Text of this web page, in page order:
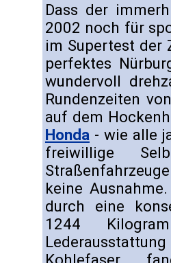
Dass der
2002 noch für
im Supertest der
perfektes
wundervoll
Rundenzeiten
auf dem
Honda - wie alle
freiwillige
keine
durch eine
1244